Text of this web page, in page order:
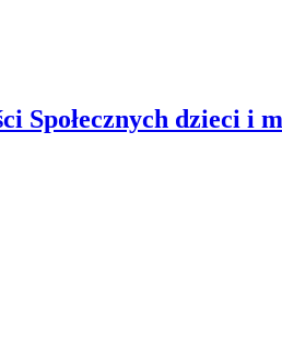
Społecznych dzieci i